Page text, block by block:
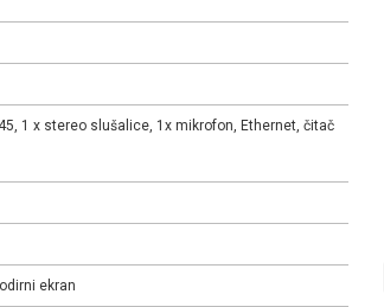
1 x stereo slušalice, 1x mikrofon, Ethernet, čitač
ekran